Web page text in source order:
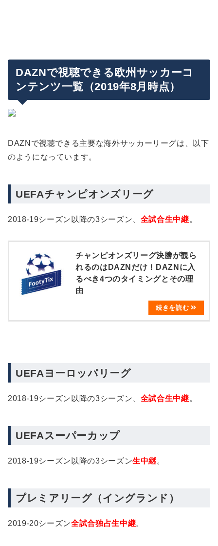
DAZNで視聴できる欧州サッカーコ
ンテンツ一覧（2019年8月時点）
DAZNで視聴できる主要な海外サッカーリーグは、以下
のようになっています。
UEFAチャンピオンズリーグ
2018-19シーズン以降の3シーズン、 全試合生中継。
チャンピオンズリーグ決勝が観ら
れるのはDAZNだけ！DAZNに入
るべき4つのタイミングとその理
由
UEFAヨーロッパリーグ
2018-19シーズン以降の3シーズン、 全試合生中継。
UEFAスーパーカップ
2018-19シーズン以降の3シーズン生中継。
プレミアリーグ（イングランド）
2019-20シーズン全試合独占生中継。